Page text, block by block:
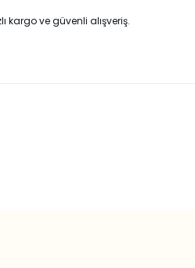
kargo ve güvenli alışveriş.